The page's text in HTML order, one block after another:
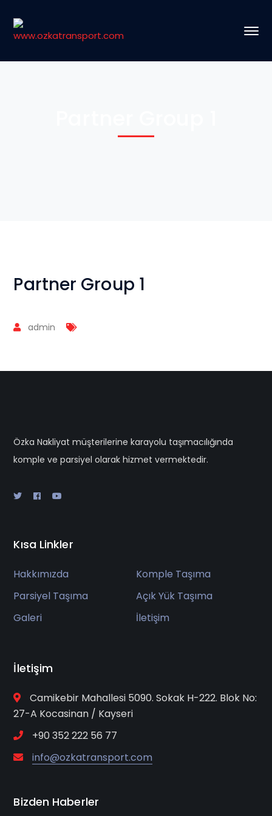
Partner Group 1
admin
Özka Nakliyat müşterilerine karayolu taşımacılığında
komple ve parsiyel olarak hizmet vermektedir.
Kısa Linkler
Hakkımızda
Komple Taşıma
Parsiyel Taşıma
Açık Yük Taşıma
Galeri
İletişim
İletişim
Camikebir Mahallesi 5090. Sokak H-222. Blok No:
27-A Kocasinan / Kayseri
+90 352 222 56 77
info@ozkatransport.com
Bizden Haberler